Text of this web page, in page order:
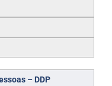
– DDP